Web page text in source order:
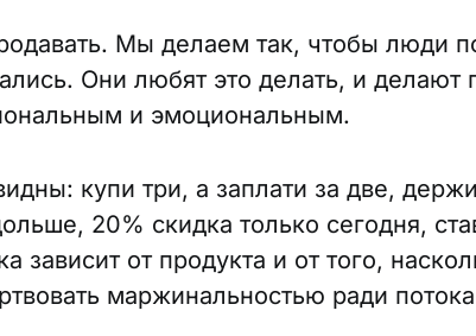
Мы делаем так, чтобы люди
Они любят это делать, и делают
и эмоциональным.
купи три, а заплати за две,
20% скидка только сегодня,
зависит от продукта и от того,
маржинальностью ради потока